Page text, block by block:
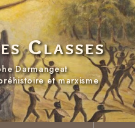
Classes
Darmangeat
et marxisme